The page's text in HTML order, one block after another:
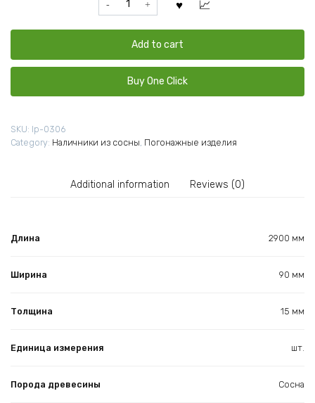
сосна
15x90x2900
quantity
Add to cart
Buy One Click
SKU: lp-0306
Category: Наличники из сосны Погонажные изделия
Additional information Reviews (0)
Длина 2900 мм
Ширина 90 мм
Толщина 15 мм
Единица измерения шт.
Порода древесины Сосна